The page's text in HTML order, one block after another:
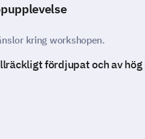
kring workshopen.
fördjupat och av